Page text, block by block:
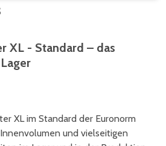
XL - Standard – das
XL im Standard der Euronorm
und vielseitigen